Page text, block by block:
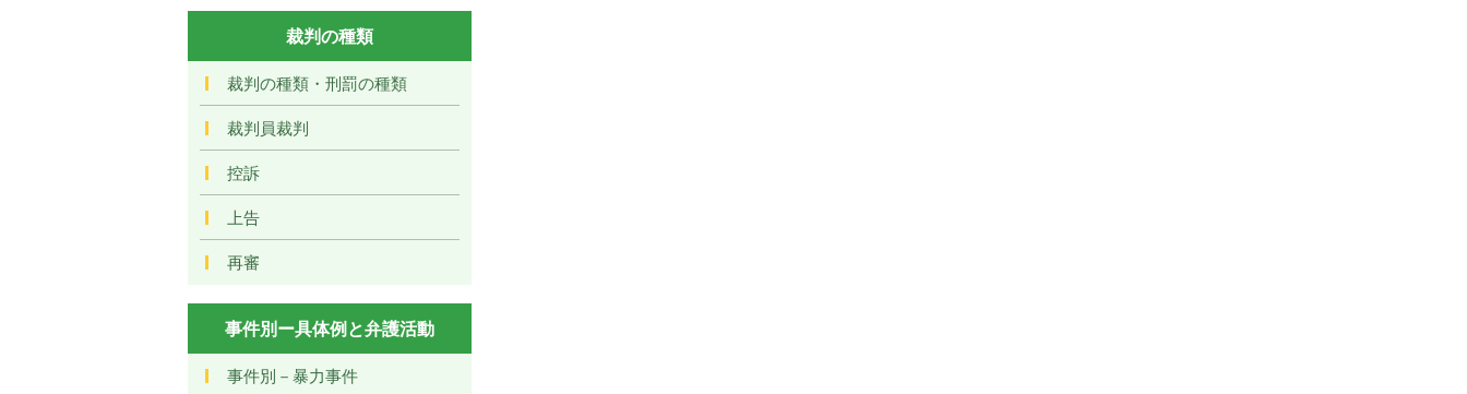
裁判の種類
裁判の種類・刑罰の種類
裁判員裁判
控訴
上告
再審
事件別ー具体例と弁護活動
事件別－暴力事件